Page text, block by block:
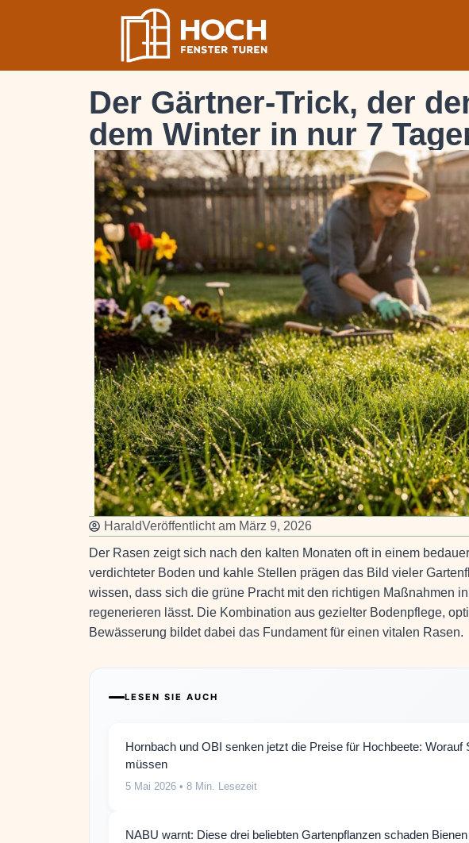
Der Gärtner-Trick, der
dem Winter in nur 7
HaraldVeröffentlicht am März 9, 2026
Der Rasen zeigt sich nach den kalten Monaten oft in einem
verdichteter Boden und kahle Stellen prägen das Bild vieler
wissen, dass sich die grüne Pracht mit den richtigen Maßnahmen
regenerieren lässt. Die Kombination aus gezielter Bodenpflege,
Bewässerung bildet dabei das Fundament für einen vitalen Rasen.
LESEN SIE AUCH
Hornbach und OBI senken jetzt die Preise für Hochbeete: Worauf
müssen
5 Mai 2026 • 8 Min. Lesezeit
NABU warnt: Diese drei beliebten Gartenpflanzen schaden